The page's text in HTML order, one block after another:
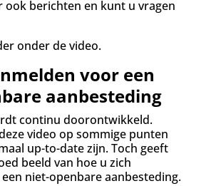
ook berichten en kunt u vragen
onder de video.
voor een
aanbesteding
continu doorontwikkeld.
video op sommige punten
up-to-date zijn. Toch geeft
beeld van hoe u zich
niet-openbare aanbesteding.